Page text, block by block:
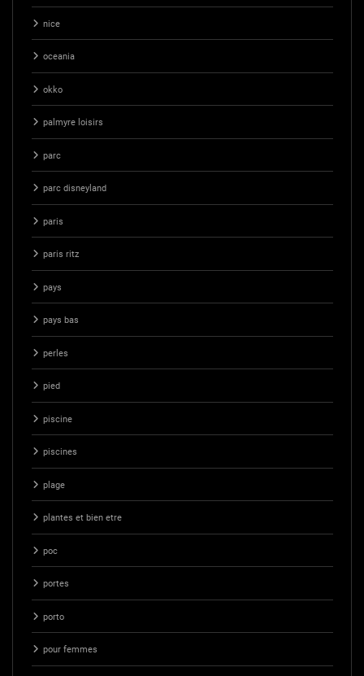
nice
oceania
okko
palmyre loisirs
parc
parc disneyland
paris
paris ritz
pays
pays bas
perles
pied
piscine
piscines
plage
plantes et bien etre
poc
portes
porto
pour femmes